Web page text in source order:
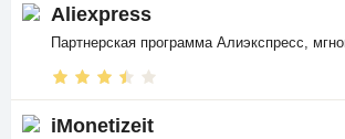
Aliexpress
iMonetizeit